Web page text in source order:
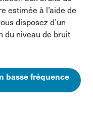
estimée à l’aide de
disposez d’un
du niveau de bruit
basse fréquence